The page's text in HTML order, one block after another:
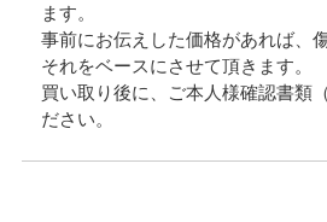
ます。
事前にお伝えした価格があれば、
それをベースにさせて頂きます。
買い取り後に、ご本人様確認書類
ださい。